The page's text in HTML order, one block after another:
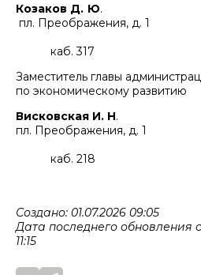
Козаков Д. Ю. 23
пл. Преображения, д. 1
каб. 317
Заместитель главы
по экономическому развитию
Висковская И. Н. 08
пл. Преображения, д. 1
каб. 218
Создано: 01.07.2026 09:05
Дата последнего обновления
11:15